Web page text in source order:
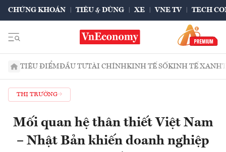
CHỨNG KHOÁN TIÊU & DÙNG XE VNE TV TECH
TIÊU ĐIỂMĐẦU TƯTÀI CHÍNHKINH TẾ SỐKINH TẾ XANH
THỊ TRƯỜNG
Mối quan hệ thân thiết Việt Nam
– Nhật Bản khiến doanh nghiệp